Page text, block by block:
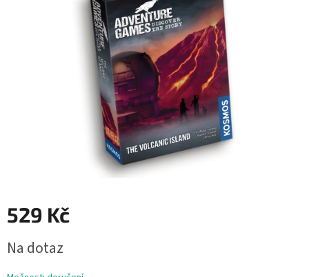
529 Kč
cena:
Na dotaz